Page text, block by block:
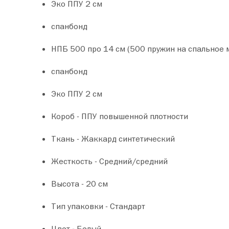
Эко ППУ 2 см
спанбонд
НПБ 500 про 14 см (500 пружин на спальное
спанбонд
Эко ППУ 2 см
Короб - ППУ повышенной плотности
Ткань - Жаккард синтетический
Жесткость - Средний/средний
Высота - 20 см
Тип упаковки - Стандарт